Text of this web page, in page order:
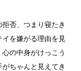
否、つまり寝たき
を嫌がる理由を見
の中身がけっこう
ちゃんと見えてき